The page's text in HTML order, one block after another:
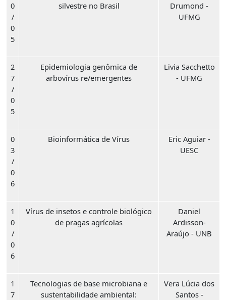
0
/
0
5
silvestre no Brasil
Drumond -
UFMG
2
7
/
0
5
Epidemiologia genômica de
arbovírus re/emergentes
Livia Sacchetto
- UFMG
0
3
/
0
6
Bioinformática de Vírus
Eric Aguiar -
UESC
1
0
/
0
6
Vírus de insetos e controle biológico
de pragas agrícolas
Daniel
Ardisson-
Araújo - UNB
1
7
Tecnologias de base microbiana e
sustentabilidade ambiental:
Vera Lúcia dos
Santos -